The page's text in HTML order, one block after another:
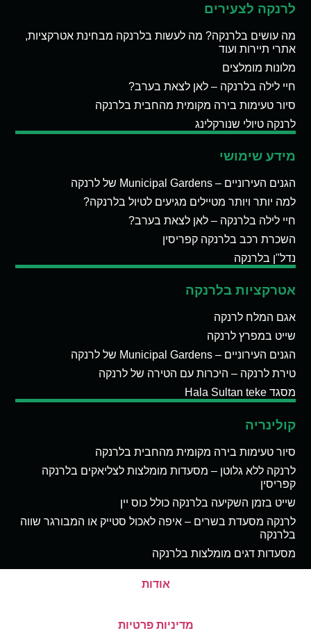
לרנקה לצעירים
מה עושים בלרנקה? מה לעשות בלרנקה מבחינת אטרקציות,
אתרי תיירות ועוד
מלונות מומלצים
חיי לילה בלרנקה – לאן לצאת בערב?
סיור טעימות בירה מקומית מהחבית בלרנקה
לרנקה טיולי שנורקלינג
מידע שימושי
הגנים העירוניים – Municipal Gardens של לרנקה
למה יותר ויותר מטיילים מגיעים לטיול בלרנקה?
חיי לילה בלרנקה – לאן לצאת בערב?
השכרת רכב בלרנקה קפריסין
נדל"ן בלרנקה
אטרקציות בלרנקה
אגם המלח לרנקה
שייט במפרץ לרנקה
הגנים העירוניים – Municipal Gardens של לרנקה
טירת לרנקה – היכרות עם הטירה של לרנקה
מסגד Hala Sultan teke
קולינריה
סיור טעימות בירה מקומית מהחבית בלרנקה
לרנקה ללא גלוטן – מסעדות מומלצות לצליאקים בלרנקה
קפריסין
שייט בזמן השקיעה בלרנקה כולל כוס יין
לרנקה מסעדת בשרים – איפה לאכול סטייק או המבורגר שווה
בלרנקה
מסעדות דגים מומלצות בלרנקה
אודות
מדיניות פרטיות